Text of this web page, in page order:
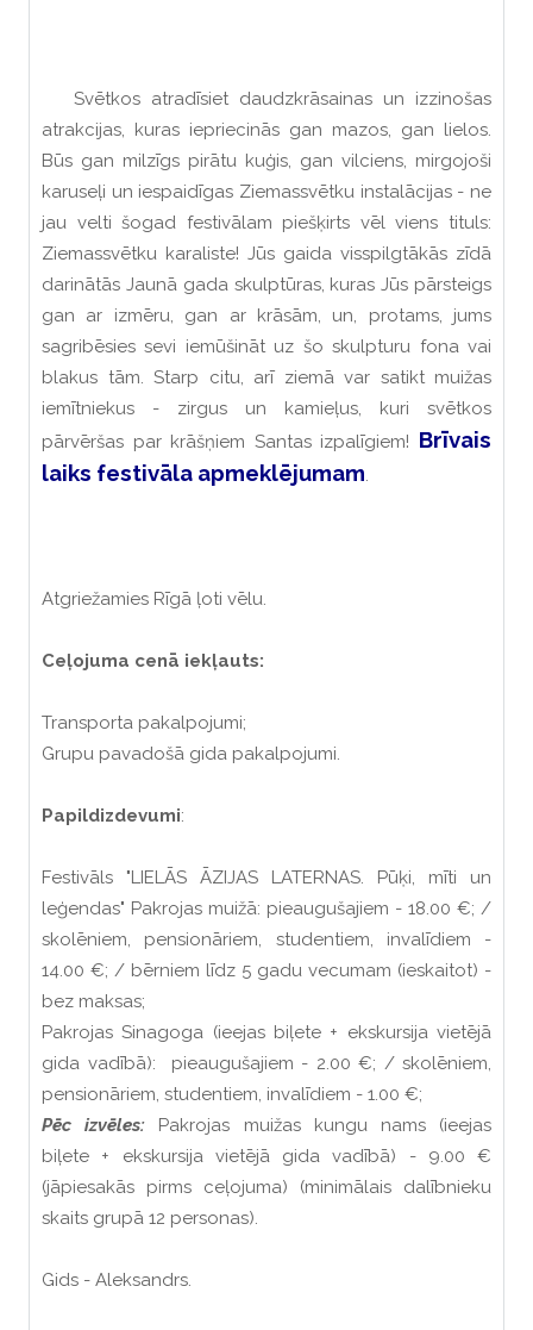
Svētkos atradīsiet daudzkrāsainas un izzinošas
atrakcijas, kuras iepriecinās gan mazos, gan lielos.
Būs gan milzīgs pirātu kuģis, gan vilciens, mirgojoši
karuseļi un iespaidīgas Ziemassvētku instalācijas - ne
jau velti šogad festivālam piešķirts vēl viens tituls:
Ziemassvētku karaliste! Jūs gaida visspilgtākās zīdā
darinātās Jaunā gada skulptūras, kuras Jūs pārsteigs
gan ar izmēru, gan ar krāsām, un, protams, jums
sagribēsies sevi iemūšināt uz šo skulpturu fona vai
blakus tām. Starp citu, arī ziemā var satikt muižas
iemītniekus - zirgus un kamieļus, kuri svētkos
pārvēršas par krāšņiem Santas izpalīgiem! Brīvais
laiks festivāla apmeklējumam.
Atgriežamies Rīgā ļoti vēlu.
Ceļojuma cenā iekļauts:
Transporta pakalpojumi;
Grupu pavadošā gida pakalpojumi.
Papildizdevumi:
Festivāls "LIELĀS ĀZIJAS LATERNAS. Pūķi, mīti un
leģendas" Pakrojas muižā: pieaugušajiem - 18.00 €; /
skolēniem, pensionāriem, studentiem, invalīdiem -
14.00 €; / bērniem līdz 5 gadu vecumam (ieskaitot) -
bez maksas;
Pakrojas Sinagoga (ieejas biļete + ekskursija vietējā
gida vadībā): pieaugušajiem - 2.00 €; / skolēniem,
pensionāriem, studentiem, invalīdiem - 1.00 €;
Pēc izvēles: Pakrojas muižas kungu nams (ieejas
biļete + ekskursija vietējā gida vadībā) - 9.00 €
(jāpiesakās pirms ceļojuma) (minimālais dalībnieku
skaits grupā 12 personas).
Gids - Aleksandrs.